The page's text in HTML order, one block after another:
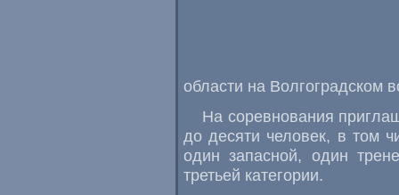
области на Волгоградском
На соревнования
до десяти человек, в том
один запасной, один
третьей категории.